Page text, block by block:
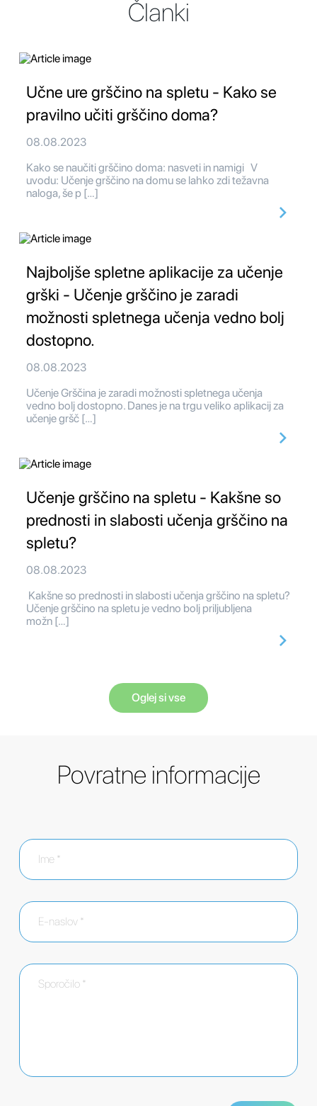
Članki
Učne ure grščino na spletu - Kako se
pravilno učiti grščino doma?
08.08.2023
Kako se naučiti grščino doma: nasveti in namigi V
uvodu: Učenje grščino na domu se lahko zdi težavna
naloga, še p […]
Najboljše spletne aplikacije za učenje
grški - Učenje grščino je zaradi
možnosti spletnega učenja vedno bolj
dostopno.
08.08.2023
Učenje Grščina je zaradi možnosti spletnega učenja
vedno bolj dostopno. Danes je na trgu veliko aplikacij za
učenje gršč […]
Učenje grščino na spletu - Kakšne so
prednosti in slabosti učenja grščino na
spletu?
08.08.2023
Kakšne so prednosti in slabosti učenja grščino na spletu?
Učenje grščino na spletu je vedno bolj priljubljena
možn […]
Oglej si vse
Povratne informacije